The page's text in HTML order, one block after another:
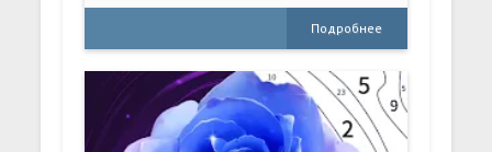
Подробнее